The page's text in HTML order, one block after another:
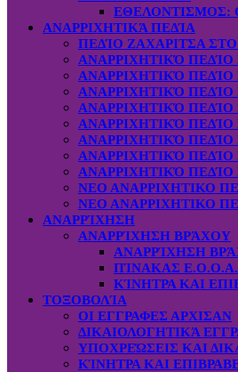
ΕΘΕΛΟΝΤΙΣΜΟΣ:
ΑΝΑΡΡΙΧΗΤΙΚΆ ΠΕΔΊΑ
ΠΕΔΊΟ ΖΑΧΑΡΙΤΣΑ
ΑΝΑΡΡΙΧΗΤΙΚΌ ΠΕΔΊΟ
ΑΝΑΡΡΙΧΗΤΙΚΌ
ΑΝΑΡΡΙΧΗΤΙΚΌ
ΑΝΑΡΡΙΧΗΤΙΚΌ
ΑΝΑΡΡΙΧΗΤΙΚΌ
ΑΝΑΡΡΙΧΗΤΙΚΌ
ΑΝΑΡΡΙΧΗΤΙΚΌ
ΑΝΑΡΡΙΧΗΤΙΚΌ ΠΕΔΊΟ
ΝΕΟ ΑΝΑΡΡΙΧΗΤΙΚΟ
ΝΕΟ ΑΝΑΡΡΙΧΗΤΙΚΟ
ΑΝΑΡΡΊΧΗΣΗ
ΑΝΑΡΡΊΧΗΣΗ ΒΡΆΧΟΥ
ΑΝΑΡΡΊΧΗΣΗ
ΠΊΝΑΚΑΣ
ΚΊΝΗΤΡΑ ΚΑΙ
ΤΟΞΟΒΟΛΊΑ
ΟΙ ΕΓΓΡΑΦΕΣ ΑΡΧΙΣΑΝ
ΔΙΚΑΙΟΛΟΓΗΤΙΚΆ
ΥΠΟΧΡΕΏΣΕΙΣ ΚΑΙ
ΚΊΝΗΤΡΑ ΚΑΙ